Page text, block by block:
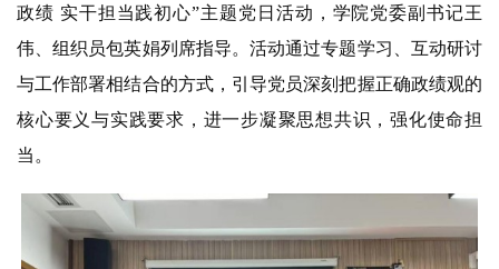
政绩 实干担当践初心”主题党日活动，学院党委副书记王
伟、组织员包英娟列席指导。活动通过专题学习、互动研讨
与工作部署相结合的方式，引导党员深刻把握正确政绩观的
核心要义与实践要求，进一步凝聚思想共识，强化使命担
当。